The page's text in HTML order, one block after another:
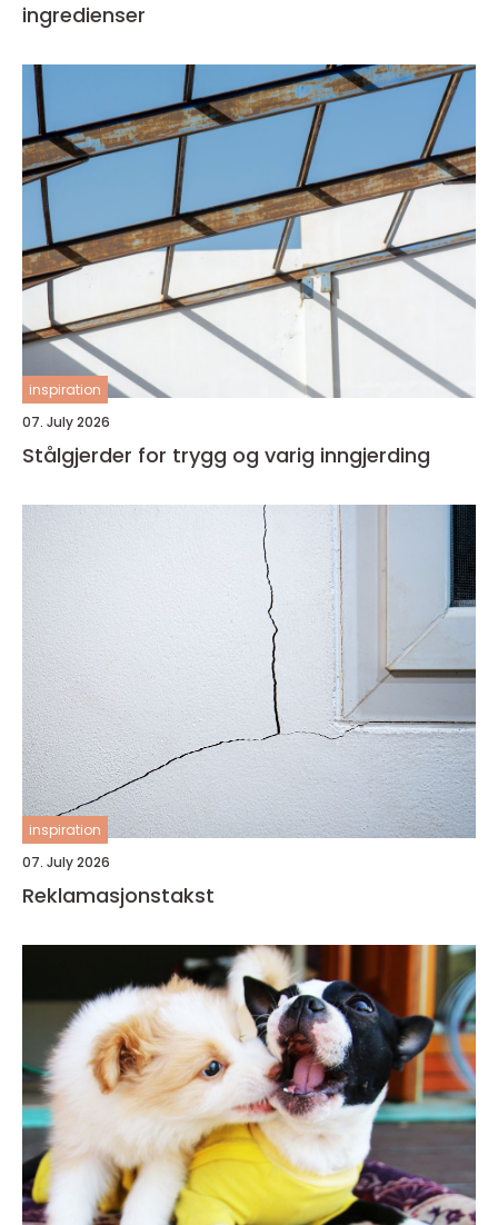
ingredienser
inspiration
07. July 2026
Stålgjerder for trygg og varig inngjerding
inspiration
07. July 2026
Reklamasjonstakst